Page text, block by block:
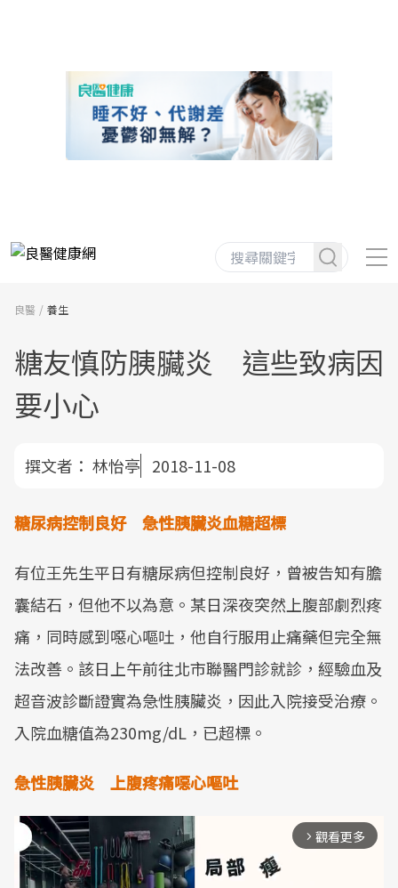
良醫 養生
糖友慎防胰臟炎 這些致病因
要小心
撰文者： 林怡亭 2018-11-08
糖尿病控制良好 急性胰臟炎血糖超標
有位王先生平日有糖尿病但控制良好，曾被告知有膽
囊結石，但他不以為意。某日深夜突然上腹部劇烈疼
痛，同時感到噁心嘔吐，他自行服用止痛藥但完全無
法改善。該日上午前往北市聯醫門診就診，經驗血及
超音波診斷證實為急性胰臟炎，因此入院接受治療。
入院血糖值為230mg/dL，已超標。
急性胰臟炎 上腹疼痛噁心嘔吐
arrow_forward_ios 觀看更多